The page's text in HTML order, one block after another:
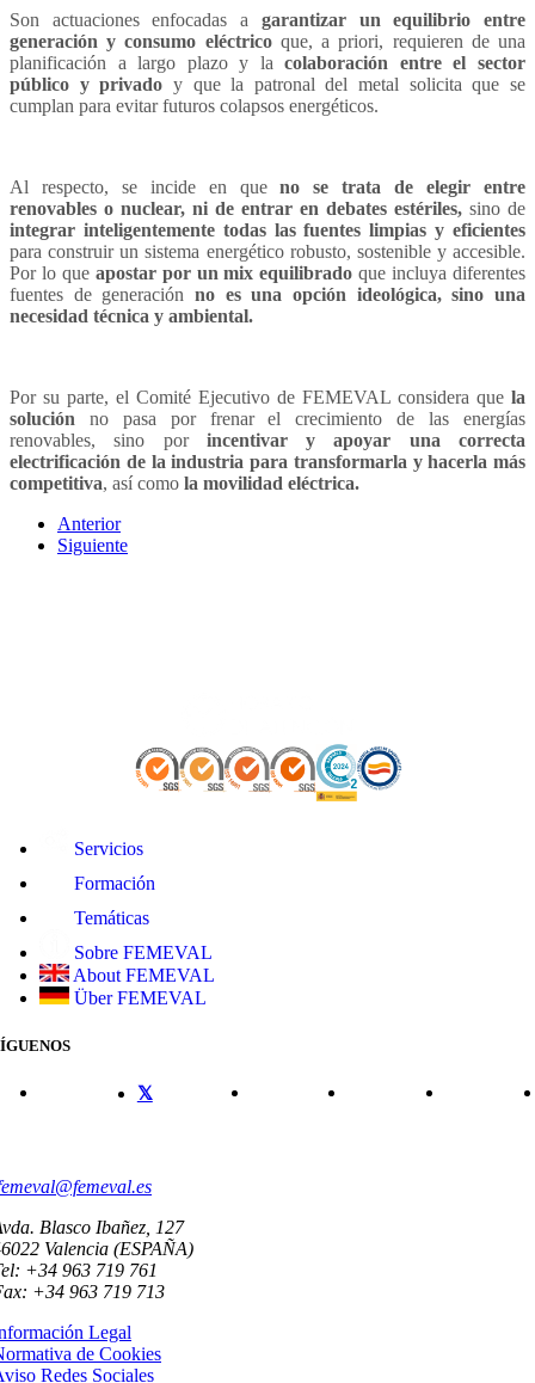
Son actuaciones enfocadas a garantizar un equilibrio entre
generación y consumo eléctricoque, a priori, requieren de una
planificación a largo plazo y lacolaboración entre el sector
público y privado y que la patronal del metal solicita que se
cumplan para evitar futuros colapsos energéticos.
Al respecto, se incide en queno se trata de elegir entre
renovables o nuclear, ni de entrar en debates estériles, sino de
integrar inteligentemente todas las fuentes limpias y eficientes
para construir un sistema energético robusto, sostenible y accesible.
Por lo que apostar por un mix equilibradoque incluya diferentes
fuentes de generación no es una opción ideológica, sino una
necesidad técnica y ambiental.
Por su parte, el Comité Ejecutivo de FEMEVAL considera que la
solución no pasa por frenar el crecimiento de las energías
renovables, sino por incentivar y apoyar una correcta
electrificación de la industria para transformarla y hacerla más
competitiva, así como la movilidad eléctrica.
Anterior
Siguiente
Servicios
Formación
Temáticas
Sobre FEMEVAL
About FEMEVAL
Über FEMEVAL
Blasco Ibañez, 127
Valencia (ESPAÑA)
+34 963 719 761
+34 963 719 713
Legal
de Cookies
Redes Sociales